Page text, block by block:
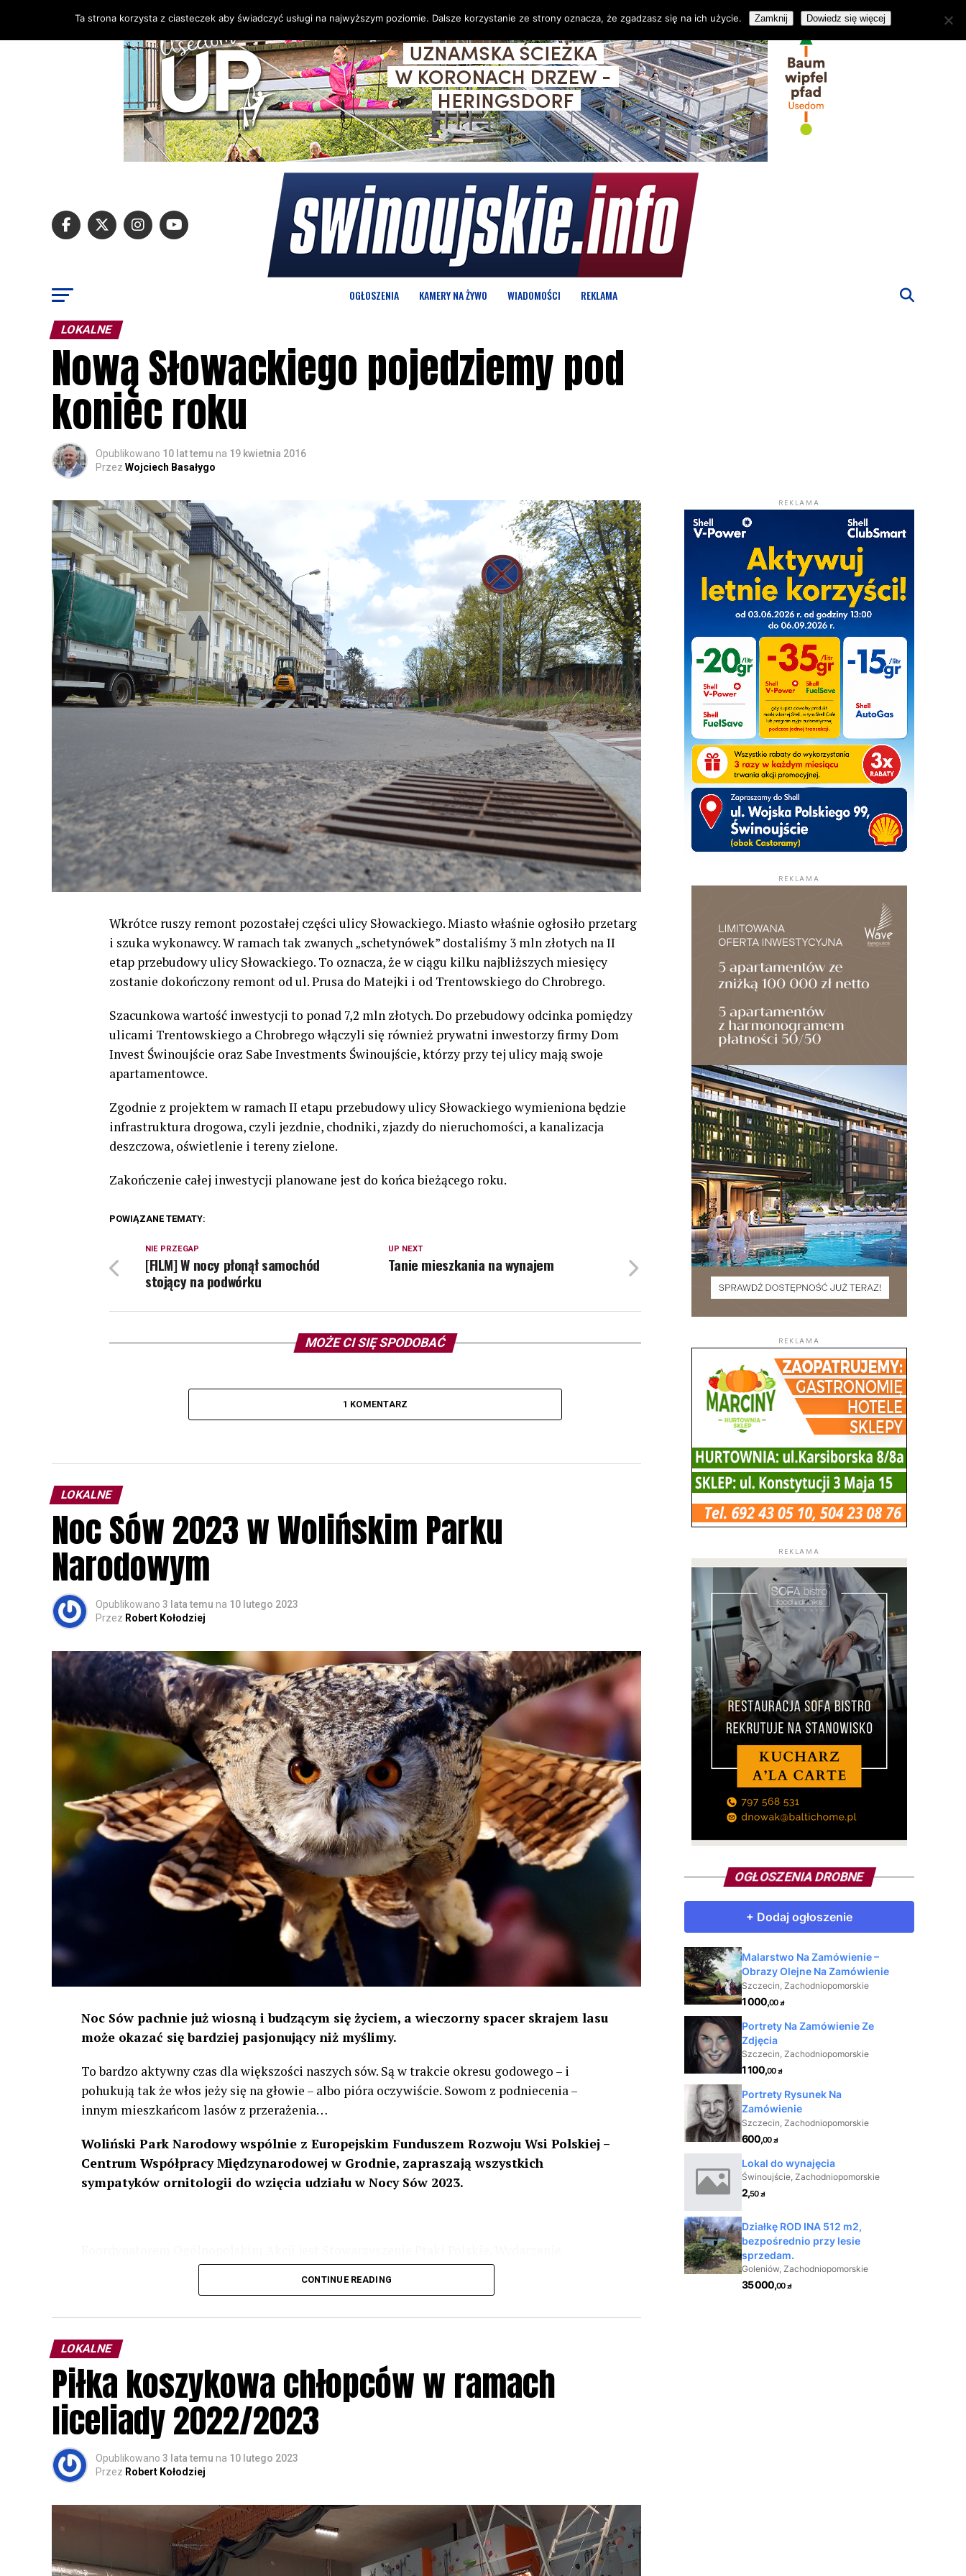
OGŁOSZENIA KAMERY NA ŻYWO WIADOMOŚCI REKLAMA
LOKALNE
Nową Słowackiego pojedziemy pod
koniec roku
Opublikowano 10 lat temu na 19 kwietnia 2016
Przez Wojciech Basałygo
Wkrótce ruszy remont pozostałej części ulicy Słowackiego. Miasto właśnie ogłosiło przetarg
i szuka wykonawcy. W ramach tak zwanych „schetynówek” dostaliśmy 3 mln złotych na II
etap przebudowy ulicy Słowackiego. To oznacza, że w ciągu kilku najbliższych miesięcy
zostanie dokończony remont od ul. Prusa do Matejki i od Trentowskiego do Chrobrego.
Szacunkowa wartość inwestycji to ponad 7,2 mln złotych. Do przebudowy odcinka pomiędzy
ulicami Trentowskiego a Chrobrego włączyli się również prywatni inwestorzy firmy Dom
Invest Świnoujście oraz Sabe Investments Świnoujście, którzy przy tej ulicy mają swoje
apartamentowce.
Zgodnie z projektem w ramach II etapu przebudowy ulicy Słowackiego wymieniona będzie
infrastruktura drogowa, czyli jezdnie, chodniki, zjazdy do nieruchomości, a kanalizacja
deszczowa, oświetlenie i tereny zielone.
Zakończenie całej inwestycji planowane jest do końca bieżącego roku.
POWIĄZANE TEMATY:
UP NEXT
Tanie mieszkania na wynajem
NIE PRZEGAP
[FILM] W nocy płonął samochód
stojący na podwórku
MOŻE CI SIĘ SPODOBAĆ
1 KOMENTARZ
LOKALNE
Noc Sów 2023 w Wolińskim Parku
Narodowym
Opublikowano 3 lata temu na 10 lutego 2023
Przez Robert Kołodziej
Noc Sów pachnie już wiosną i budzącym się życiem, a wieczorny spacer skrajem lasu
może okazać się bardziej pasjonujący niż myślimy.
To bardzo aktywny czas dla większości naszych sów. Są w trakcie okresu godowego – i
pohukują tak że włos jeży się na głowie – albo pióra oczywiście. Sowom z podniecenia –
innym mieszkańcom lasów z przerażenia…
Woliński Park Narodowy wspólnie z Europejskim Funduszem Rozwoju Wsi Polskiej –
Centrum Współpracy Międzynarodowej w Grodnie, zapraszają wszystkich
sympatyków ornitologii do wzięcia udziału w Nocy Sów 2023.
odbędzie się w dniach24 i 25 lutego 2023 r. wg harmonogramu przedstawionego na
Wszystkich uczestników zapraszamy do udziału w Akcji, włączenia się w aktywne
rozpoznawanie głosów sów i wymianę doświadczeń przy grillu.Na wydarzenie obowiązują
zapisy.
CONTINUE READING
LOKALNE
Piłka koszykowa chłopców w ramach
liceliady 2022/2023
Opublikowano 3 lata temu na 10 lutego 2023
Przez Robert Kołodziej
REKLAMA
REKLAMA
REKLAMA
REKLAMA
OGŁOSZENIA DROBNE
Ta strona korzysta z ciasteczek aby świadczyć usługi na najwyższym poziomie. Dalsze korzystanie ze strony oznacza, że zgadzasz się na ich użycie. Zamknij Dowiedz się więcej